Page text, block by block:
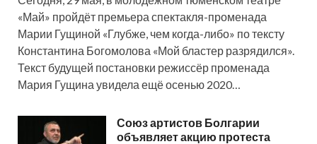
«Май» пройдёт премьера спектакля-променада
Марии Гущиной «Глубже, чем когда-либо» по тексту
Константина Богомолова «Мой бластер разрядился».
Текст будущей постановки режиссёр променада
Мария Гущина увидела ещё осенью 2020…
Союз артистов Болгарии
объявляет акцию протеста